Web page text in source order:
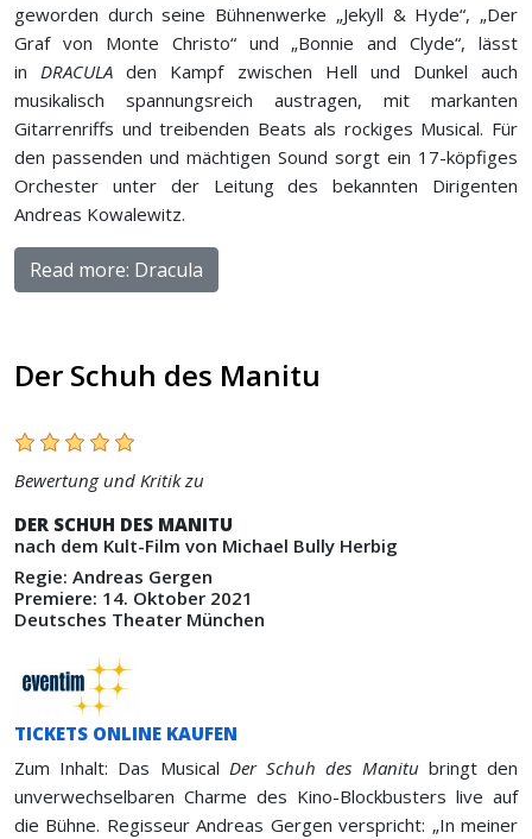
geworden durch seine Bühnenwerke „Jekyll & Hyde“, „Der
Graf von Monte Christo“ und „Bonnie and Clyde“, lässt
in DRACULA den Kampf zwischen Hell und Dunkel auch
musikalisch spannungsreich austragen, mit markanten
Gitarrenriffs und treibenden Beats als rockiges Musical. Für
den passenden und mächtigen Sound sorgt ein 17-köpfiges
Orchester unter der Leitung des bekannten Dirigenten
Andreas Kowalewitz.
Read more: Dracula
Der Schuh des Manitu
Bewertung und Kritik zu
DER SCHUH DES MANITU
nach dem Kult-Film von Michael Bully Herbig
Regie: Andreas Gergen
Premiere: 14. Oktober 2021
Deutsches Theater München
TICKETS ONLINE KAUFEN
Zum Inhalt: Das Musical Der Schuh des Manitu bringt den
unverwechselbaren Charme des Kino-Blockbusters live auf
die Bühne. Regisseur Andreas Gergen verspricht: „In meiner